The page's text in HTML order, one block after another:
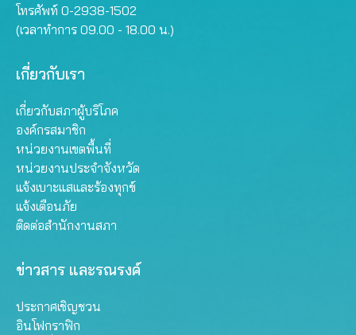
โทรศัพท์ 0-2938-1502
(เวลาทำการ 09.00 - 18.00 น.)
เกี่ยวกับเรา
เกี่ยวกับสภาผู้บริโภค
องค์กรสมาชิก
หน่วยงานเขตพื้นที่
หน่วยงานประจำจังหวัด
แจ้งเบาะแสและร้องทุกข์
แจ้งเตือนภัย
ติดต่อสำนักงานสภา
ข่าวสาร และรณรงค์
ประกาศเชิญชวน
อินโฟกราฟิก